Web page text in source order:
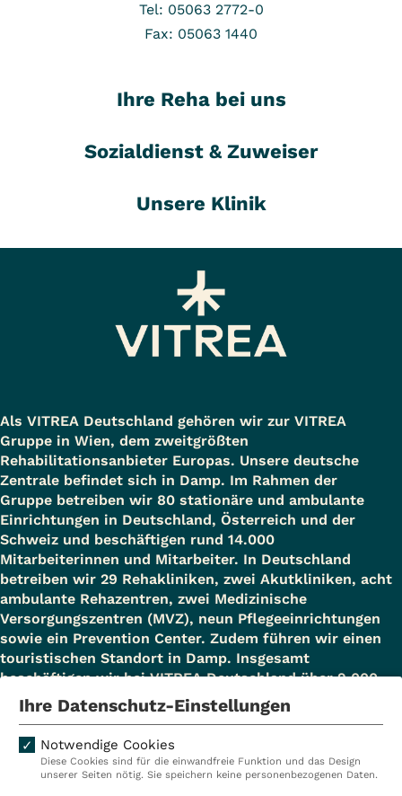
Tel: 05063 2772-0
Fax: 05063 1440
Ihre Reha bei uns
Sozialdienst & Zuweiser
Unsere Klinik
Als VITREA Deutschland gehören wir zur VITREA
Gruppe in Wien, dem zweitgrößten
Rehabilitationsanbieter Europas. Unsere deutsche
Zentrale befindet sich in Damp. Im Rahmen der
Gruppe betreiben wir 80 stationäre und ambulante
Einrichtungen in Deutschland, Österreich und der
Schweiz und beschäftigen rund 14.000
Mitarbeiterinnen und Mitarbeiter. In Deutschland
betreiben wir 29 Rehakliniken, zwei Akutkliniken, acht
ambulante Rehazentren, zwei Medizinische
Versorgungszentren (MVZ), neun Pflegeeinrichtungen
sowie ein Prevention Center. Zudem führen wir einen
touristischen Standort in Damp. Insgesamt
beschäftigen wir bei VITREA Deutschland über 9.000
Mitarbeiterinnen und Mitarbeiter.
Kliniken
Ambulant
Ihre Datenschutz-Einstellungen
Notwendige Cookies
Diese Cookies sind für die einwandfreie Funktion und das Design
unserer Seiten nötig. Sie speichern keine personenbezogenen Daten.